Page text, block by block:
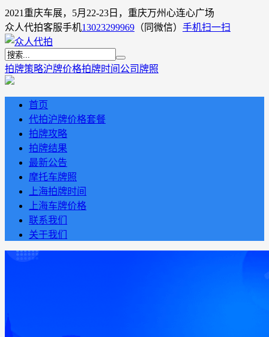
2021重庆车展，5月22-23日，重庆万州心连心广场
众人代拍客服手机13023299969 （同微信） 手机扫一扫
拍牌策略沪牌价格拍牌时间 公司牌照
首页
代拍沪牌价格套餐
拍牌攻略
拍牌结果
最新公告
摩托车牌照
上海拍牌时间
上海车牌价格
联系我们
关于我们